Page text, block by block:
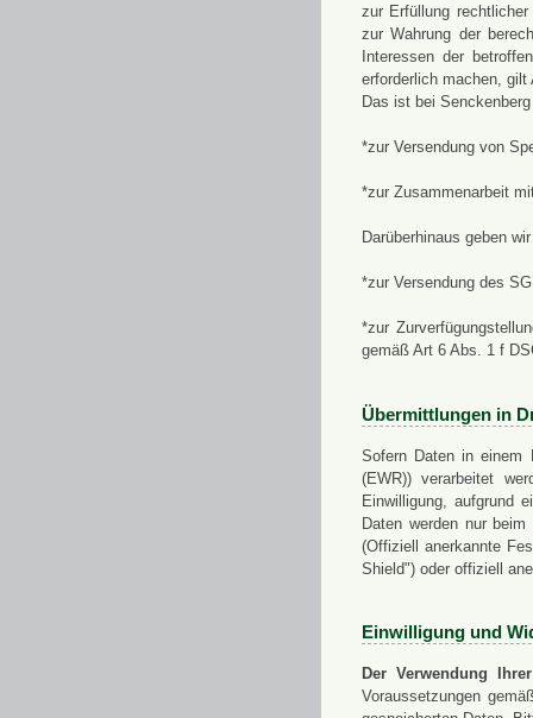
zur Erfüllung
zur Wahrung der
Interessen der
erforderlich machen,
Das ist bei
*zur Versendung von
*zur Zusammenarbeit
Darüberhinaus geben
*zur Versendung des
*zur
gemäß Art 6 Abs. 1 f
Übermittlungen in
Sofern Daten in einem
(EWR)) verarbeitet
Einwilligung, aufgrund
Daten werden nur
(Offiziell anerkannte
Shield") oder offiziell
Einwilligung und
Der Verwendung
Voraussetzungen